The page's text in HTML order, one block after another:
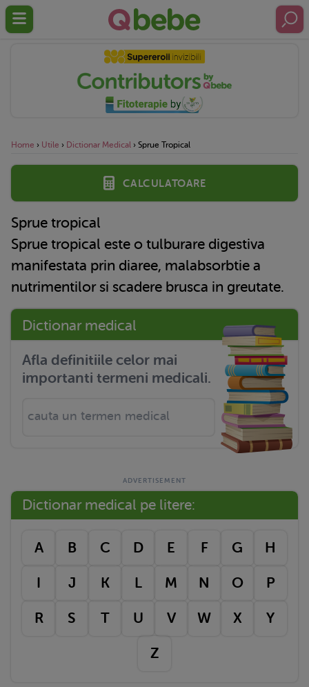
Home › Utile › Dictionar Medical › Sprue Tropical
Calculatoare
Sprue tropical
Sprue tropical este o tulburare digestiva
manifestata prin diaree, malabsorbtie a
nutrimentilor si scadere brusca in greutate.
Dictionar medical
Afla definitiile celor mai
importanti termeni medicali.
Dictionar medical pe litere:
A B C D E F G H
I J K L M N O P
R S T U V W X Y
Z